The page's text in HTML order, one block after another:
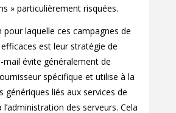
» particulièrement risquées.
pour laquelle ces campagnes de
est leur stratégie de
mail évite généralement de
spécifique et utilise à la
génériques liés aux services de
des serveurs. Cela